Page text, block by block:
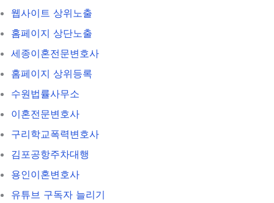
웹사이트 상위노출
홈페이지 상단노출
세종이혼전문변호사
홈페이지 상위등록
수원법률사무소
이혼전문변호사
구리학교폭력변호사
김포공항주차대행
용인이혼변호사
유튜브 구독자 늘리기